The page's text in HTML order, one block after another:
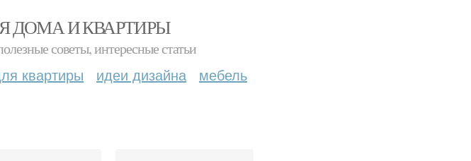
ДОМА И КВАРТИРЫ
советы, интересные статьи
квартиры идеи дизайна мебель